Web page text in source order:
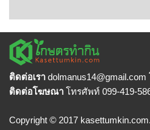
ติดต่อเรา dolmanus14
ติดต่อโฆษณา โทรศัพท์ 099-419-
Copyright © 2017